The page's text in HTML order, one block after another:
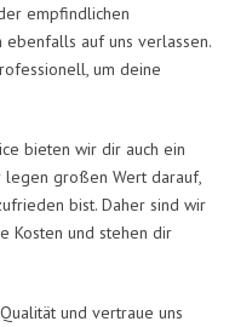
empfindlichen
ebenfalls auf uns verlassen.
um deine
bieten wir dir auch ein
legen großen Wert darauf,
bist. Daher sind wir
Kosten und stehen dir
und vertraue uns